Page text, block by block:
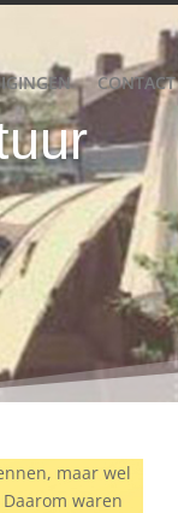
CONTACT
maar wel
waren